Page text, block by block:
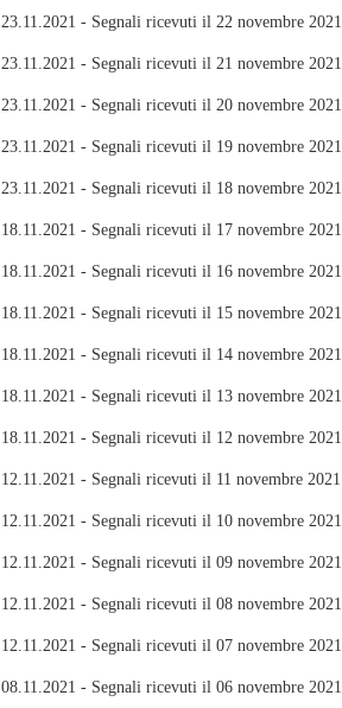
23.11.2021 - Segnali ricevuti il 22 novembre 2021
23.11.2021 - Segnali ricevuti il 21 novembre 2021
23.11.2021 - Segnali ricevuti il 20 novembre 2021
23.11.2021 - Segnali ricevuti il 19 novembre 2021
23.11.2021 - Segnali ricevuti il 18 novembre 2021
18.11.2021 - Segnali ricevuti il 17 novembre 2021
18.11.2021 - Segnali ricevuti il 16 novembre 2021
18.11.2021 - Segnali ricevuti il 15 novembre 2021
18.11.2021 - Segnali ricevuti il 14 novembre 2021
18.11.2021 - Segnali ricevuti il 13 novembre 2021
18.11.2021 - Segnali ricevuti il 12 novembre 2021
12.11.2021 - Segnali ricevuti il 11 novembre 2021
12.11.2021 - Segnali ricevuti il 10 novembre 2021
12.11.2021 - Segnali ricevuti il 09 novembre 2021
12.11.2021 - Segnali ricevuti il 08 novembre 2021
12.11.2021 - Segnali ricevuti il 07 novembre 2021
08.11.2021 - Segnali ricevuti il 06 novembre 2021